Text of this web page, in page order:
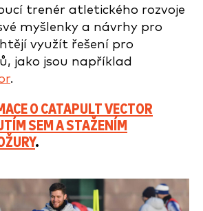
trenér atletického rozvoje
myšlenky a návrhy pro
využít řešení pro
jako jsou například
.
O CATAPULT VECTOR
SEM A STAŽENÍM
.